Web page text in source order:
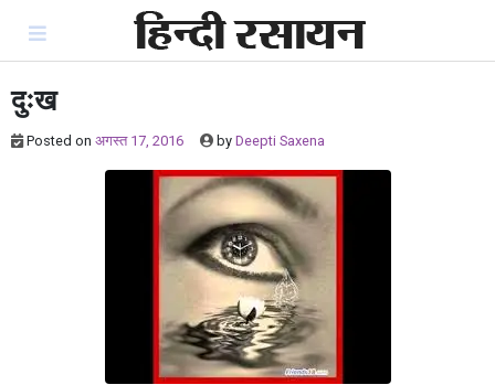
content
दुःख
Posted on अगस्त 17, 2016 by Deepti Saxena